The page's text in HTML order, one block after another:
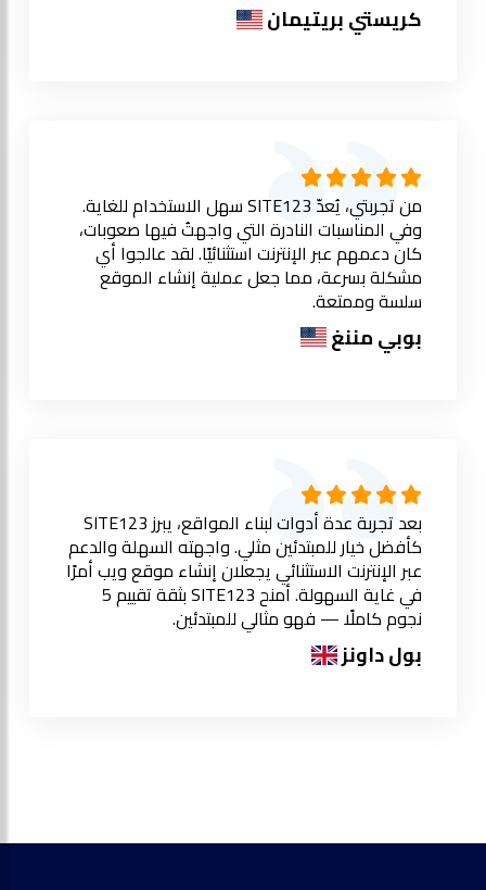
كريستي بريتيمان
من تجربتي، يُعدّ SITE123 سهل الاستخدام للغاية.
وفي المناسبات النادرة التي واجهتُ فيها صعوبات،
كان دعمهم عبر الإنترنت استثنائيًا. لقد عالجوا أي
مشكلة بسرعة، مما جعل عملية إنشاء الموقع
سلسة وممتعة.
بوبي مننغ
بعد تجربة عدة أدوات لبناء المواقع، يبرز SITE123
كأفضل خيار للمبتدئين مثلي. واجهته السهلة والدعم
عبر الإنترنت الاستثنائي يجعلان إنشاء موقع ويب أمرًا
في غاية السهولة. أمنح SITE123 بثقة تقييم 5
نجوم كاملًا — فهو مثالي للمبتدئين.
بول داونز